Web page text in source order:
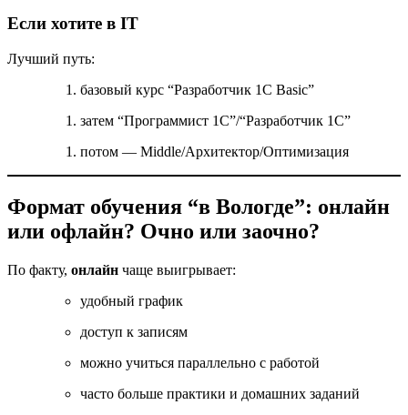
Если хотите в IT
Лучший путь:
базовый курс “Разработчик 1С Basic”
затем “Программист 1С”/“Разработчик 1С”
потом — Middle/Архитектор/Оптимизация
Формат обучения “в Вологде”: онлайн
или офлайн? Очно или заочно?
По факту, онлайн чаще выигрывает:
удобный график
доступ к записям
можно учиться параллельно с работой
часто больше практики и домашних заданий